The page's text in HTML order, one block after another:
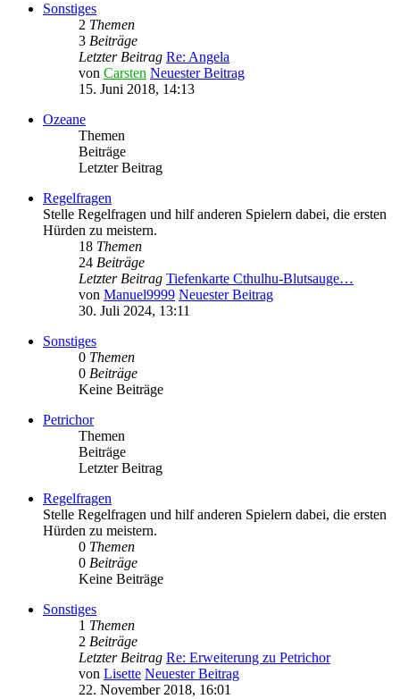
Sonstiges
2 Themen
3 Beiträge
Letzter Beitrag Re: Angela
von Carsten Neuester Beitrag
15. Juni 2018, 14:13
Ozeane
Themen
Beiträge
Letzter Beitrag
Regelfragen
Stelle Regelfragen und hilf anderen Spielern dabei, die ersten
Hürden zu meistern.
18 Themen
24 Beiträge
Letzter Beitrag Tiefenkarte Cthulhu-Blutsauge…
von Manuel9999 Neuester Beitrag
30. Juli 2024, 13:11
Sonstiges
0 Themen
0 Beiträge
Keine Beiträge
Petrichor
Themen
Beiträge
Letzter Beitrag
Regelfragen
Stelle Regelfragen und hilf anderen Spielern dabei, die ersten
Hürden zu meistern.
0 Themen
0 Beiträge
Keine Beiträge
Sonstiges
1 Themen
2 Beiträge
Letzter Beitrag Re: Erweiterung zu Petrichor
von Lisette Neuester Beitrag
22. November 2018, 16:01